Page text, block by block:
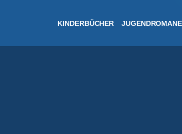
KINDERBÜCHER JUGENDROMANE